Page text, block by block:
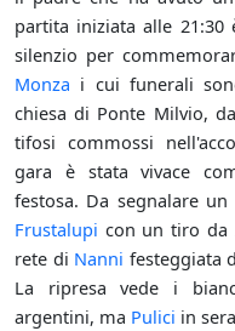
partita iniziata alle
silenzio per
Monza i cui funerali
chiesa di Ponte Milvio,
tifosi commossi
gara è stata vivace
festosa. Da segnalare
Frustalupi con un tiro da
rete di Nanni festeggiata
La ripresa vede i
argentini, ma Pulici in